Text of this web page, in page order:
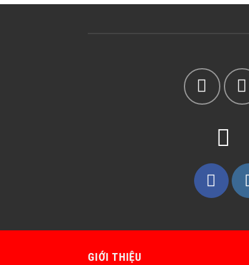
GIỚI THIỆU